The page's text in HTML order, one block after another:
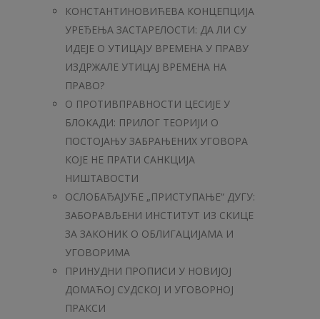
КОНСТАНТИНОВИЋЕВА КОНЦЕПЦИЈА
УРЕЂЕЊА ЗАСТАРЕЛОСТИ: ДА ЛИ СУ
ИДЕЈЕ О УТИЦАЈУ ВРЕМЕНА У ПРАВУ
ИЗДРЖАЛЕ УТИЦАЈ ВРЕМЕНА НА
ПРАВО?
О ПРОТИВПРАВНОСТИ ЦЕСИЈЕ У
БЛОКАДИ: ПРИЛОГ ТЕОРИЈИ О
ПОСТОЈАЊУ ЗАБРАЊЕНИХ УГОВОРА
КОЈЕ НЕ ПРАТИ САНКЦИЈА
НИШТАВОСТИ
OСЛОБАЂАЈУЋЕ „ПРИСТУПАЊЕ“ ДУГУ:
ЗАБОРАВЉЕНИ ИНСТИТУТ ИЗ СКИЦЕ
ЗА ЗАКОНИК О ОБЛИГАЦИЈАМА И
УГОВОРИМА
ПРИНУДНИ ПРОПИСИ У НОВИЈОЈ
ДОМАЋОЈ СУДСКОЈ И УГОВОРНОЈ
ПРАКСИ